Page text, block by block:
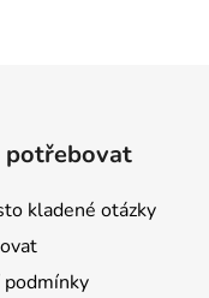
potřebovat
kladené otázky
podmínky